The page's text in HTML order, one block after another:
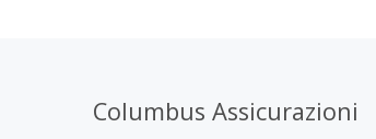
Columbus Assicurazioni